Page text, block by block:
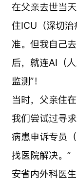
在父亲去世当
住ICU（深切
准。但我自己
后，就连AI（
监测”！
当时，父亲住
我们尝试过寻求
病患申诉专员
找医院解决。”
安省内外科医